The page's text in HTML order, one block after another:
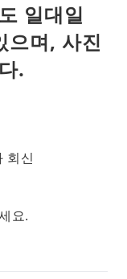
일대일
으며, 사진
.
회신
요.